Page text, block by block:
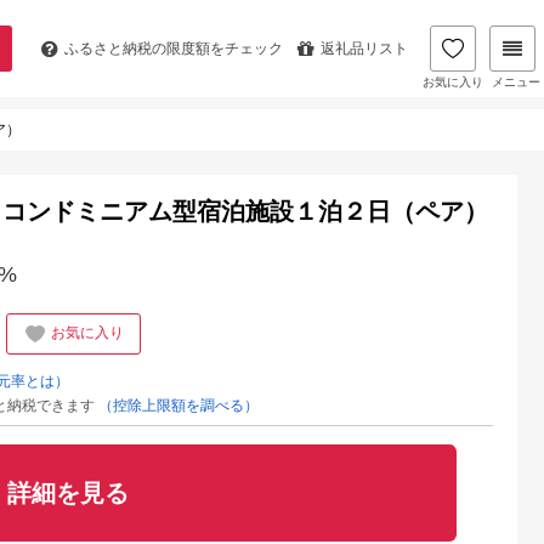
ふるさと納税の限度額をチェック 返礼品リスト
お気に入り メニュー
ンドミニアム型宿泊施設１泊２日（ペア）
お気に入り
率とは）
納税できます
（控除上限額を調べる）
詳細を見る